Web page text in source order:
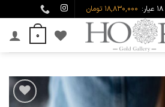
18,830,000 تومان
0